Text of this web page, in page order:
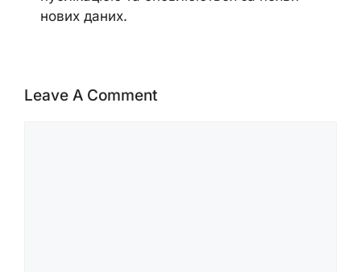
нових даних.
Leave A Comment